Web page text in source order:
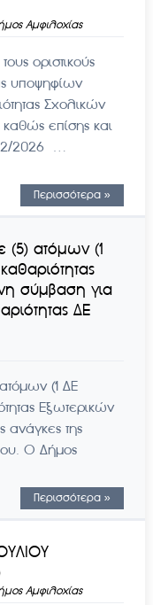
Αμφιλοχίας
οριστικούς
υποψηφίων
Σχολικών
επίσης και
2/2026 …
Περισσότερα »
(5) ατόμων (1
σύμβαση για
ΔΕ
(1 ΔΕ
Εξωτερικών
ανάγκες της
Ο Δήμος
Περισσότερα »
Αμφιλοχίας